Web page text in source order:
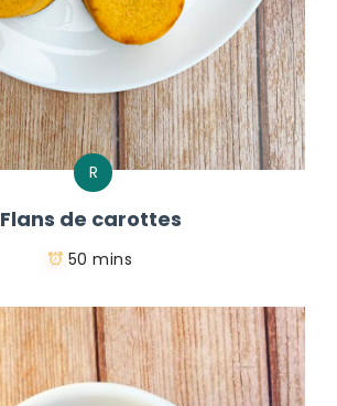
R
Flans de carottes
50 mins